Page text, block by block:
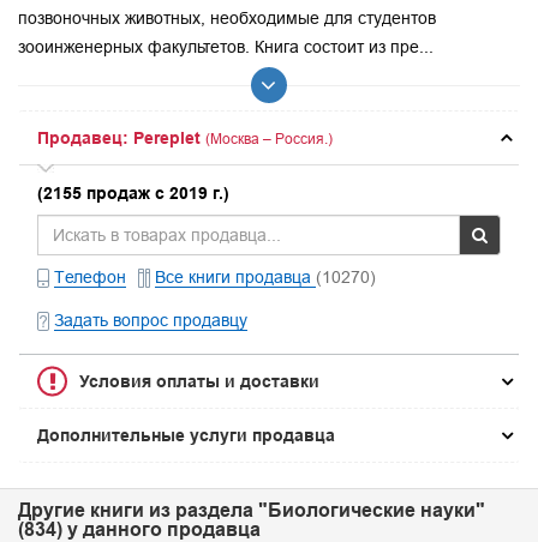
позвоночных животных, необходимые для студентов
зооинженерных факультетов. Книга состоит из пре...
Продавец: Pereplet (Москва – Россия.)
(2155 продаж с 2019 г.)
Телефон Все книги продавца (10270)
Задать вопрос продавцу
Условия оплаты и доставки
Дополнительные услуги продавца
Другие книги из раздела "Биологические науки"
(834) у данного продавца